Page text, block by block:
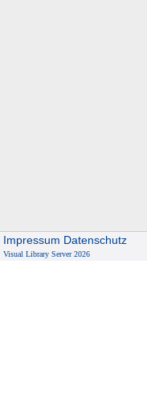
Impressum Datenschutz
Visual Library Server 2026